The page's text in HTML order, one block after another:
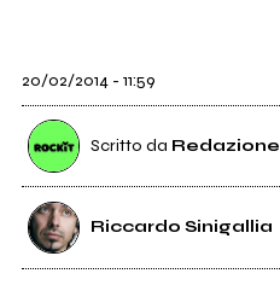
20/02/2014 - 11:59
Scritto da Redazione
Riccardo Sinigallia